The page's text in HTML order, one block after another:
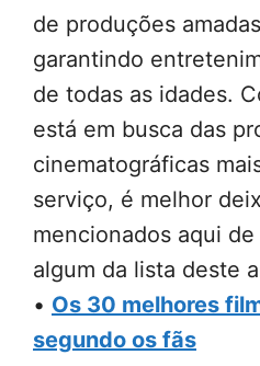
de produções
garantindo
de todas as idades.
está em busca das
cinematográficas
serviço, é melhor
mencionados aqui
algum da lista deste
• Os 30 melhores
segundo os fãs